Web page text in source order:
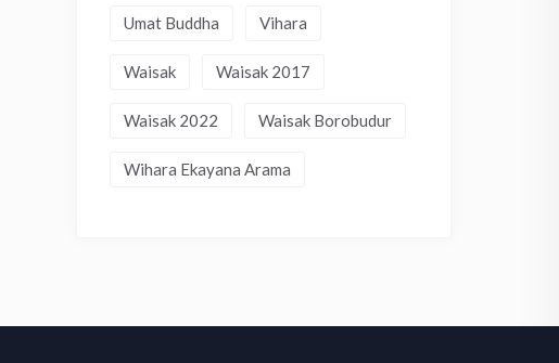
Umat Buddha Vihara
Waisak Waisak 2017
Waisak 2022 Waisak Borobudur
Wihara Ekayana Arama